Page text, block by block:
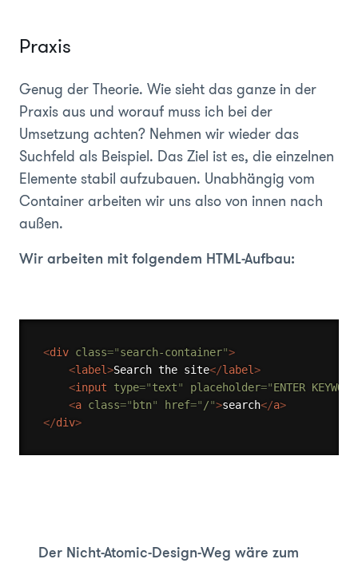
Praxis
Genug der Theorie. Wie sieht das ganze in der
Praxis aus und worauf muss ich bei der
Umsetzung achten? Nehmen wir wieder das
Suchfeld als Beispiel. Das Ziel ist es, die einzelnen
Elemente stabil aufzubauen. Unabhängig vom
Container arbeiten wir uns also von innen nach
außen.
Wir arbeiten mit folgendem HTML-Aufbau:
<div class="search-container">
<label>Search the site</label>
<input type="text" placeholder="ENTER KEYWORD
<a class=" btn" href=" /">search</a>
</div>
Der Nicht-Atomic-Design-Weg wäre zum